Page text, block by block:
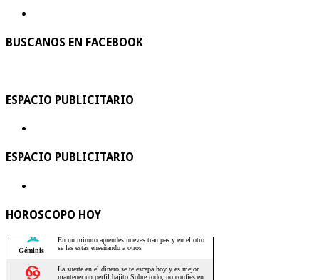
BUSCANOS EN FACEBOOK
ESPACIO PUBLICITARIO
ESPACIO PUBLICITARIO
HOROSCOPO HOY